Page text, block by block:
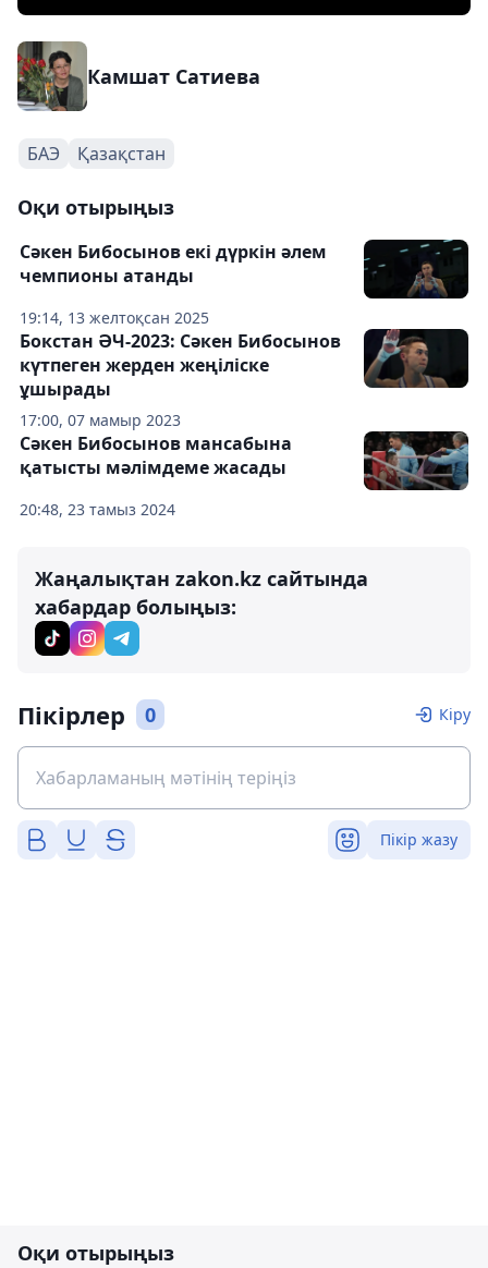
Камшат Сатиева
БАЭ Қазақстан
Оқи отырыңыз
19:14, 13 желтоқсан 2025
Сәкен Бибосынов екі дүркін әлем
чемпионы атанды
17:00, 07 мамыр 2023
Бокстан ӘЧ-2023: Сәкен Бибосынов
күтпеген жерден жеңіліске
ұшырады
20:48, 23 тамыз 2024
Сәкен Бибосынов мансабына
қатысты мәлімдеме жасады
Жаңалықтан zakon.kz сайтында
хабардар болыңыз:
Пікірлер 0 Кіру
Пікір жазу
Оқи отырыңыз